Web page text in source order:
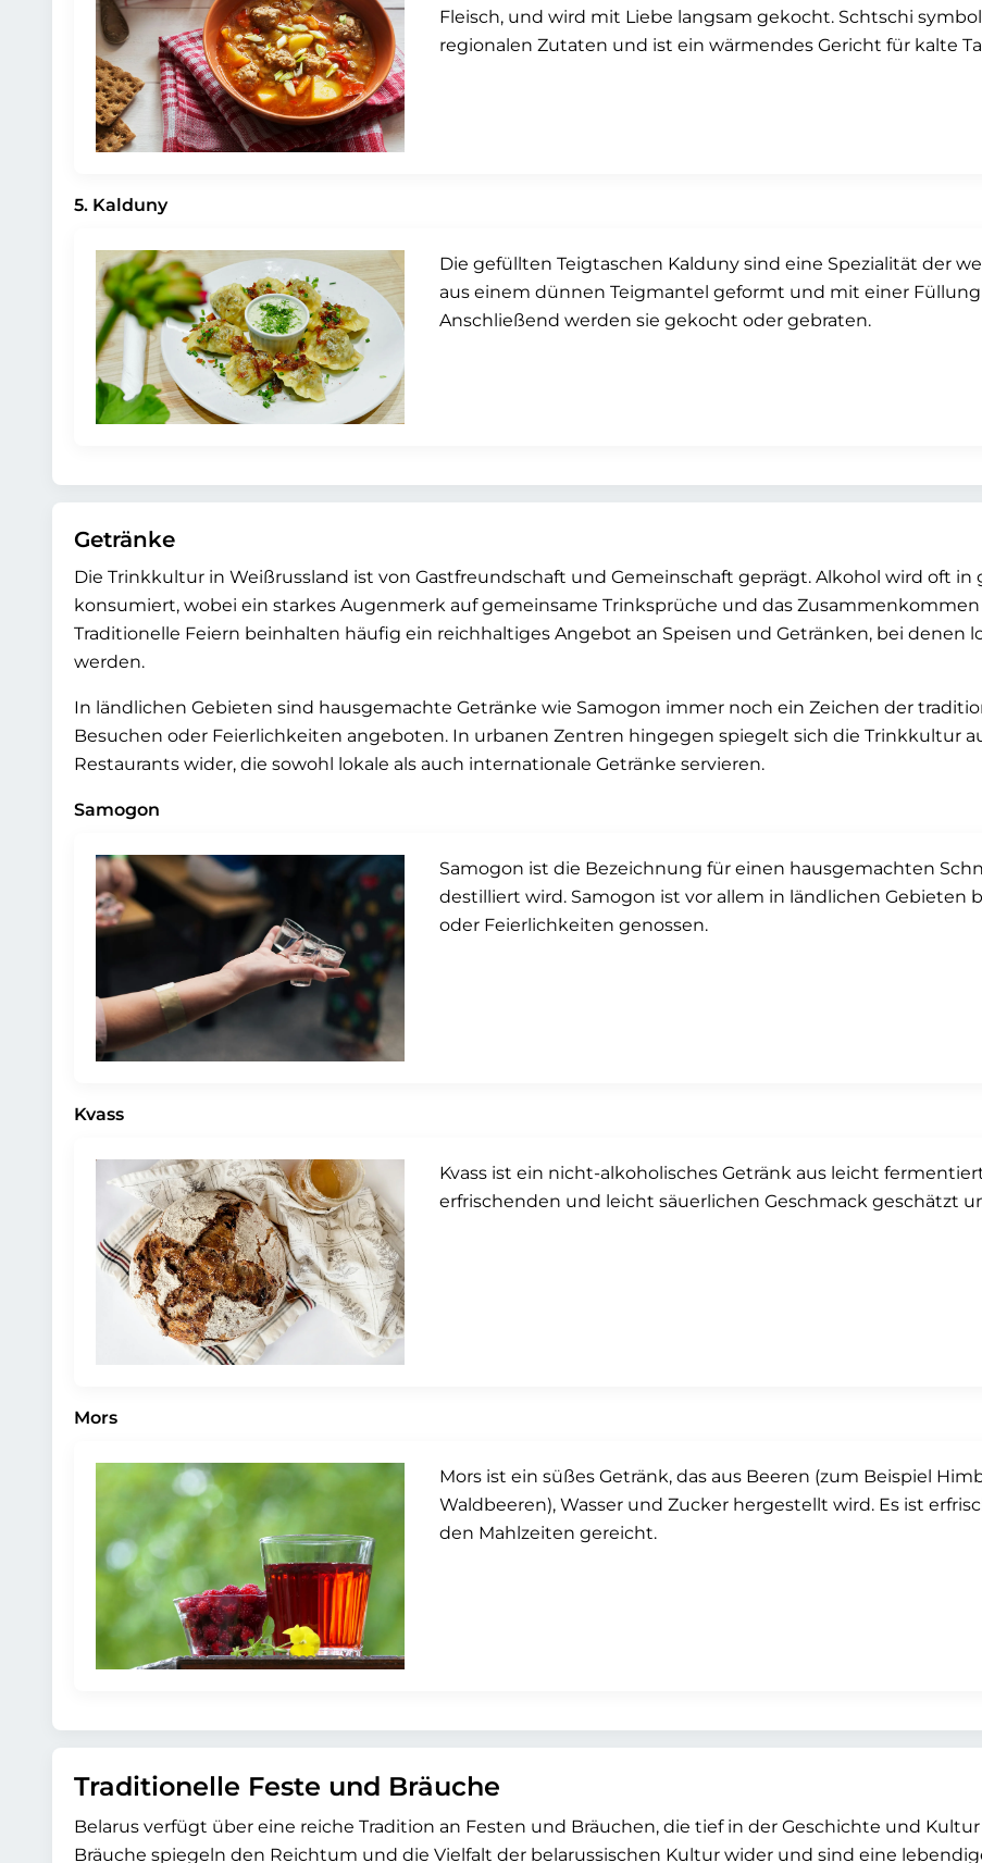
Fleisch, und wird mit Liebe langsam gekocht. Schtschi
regionalen Zutaten und ist ein wärmendes Gericht für kalte
5. Kalduny
Die gefüllten Teigtaschen Kalduny sind eine Spezialität der
aus einem dünnen Teigmantel geformt und mit einer Füllung
Anschließend werden sie gekocht oder gebraten.
Getränke
Die Trinkkultur in Weißrussland ist von Gastfreundschaft und Gemeinschaft geprägt. Alkohol wird oft
konsumiert, wobei ein starkes Augenmerk auf gemeinsame Trinksprüche und das
Traditionelle Feiern beinhalten häufig ein reichhaltiges Angebot an Speisen und Getränken, bei denen
werden.
In ländlichen Gebieten sind hausgemachte Getränke wie Samogon immer noch ein Zeichen der
Besuchen oder Feierlichkeiten angeboten. In urbanen Zentren hingegen spiegelt sich die Trinkkultur
Restaurants wider, die sowohl lokale als auch internationale Getränke servieren.
Samogon
Samogon ist die Bezeichnung für einen hausgemachten
destilliert wird. Samogon ist vor allem in ländlichen Gebieten
oder Feierlichkeiten genossen.
Kvass
Kvass ist ein nicht-alkoholisches Getränk aus leicht
erfrischenden und leicht säuerlichen Geschmack geschätzt
Mors
Mors ist ein süßes Getränk, das aus Beeren (zum Beispiel
Waldbeeren), Wasser und Zucker hergestellt wird. Es ist
den Mahlzeiten gereicht.
Traditionelle Feste und Bräuche
Belarus verfügt über eine reiche Tradition an Festen und Bräuchen, die tief in der Geschichte und
Bräuche spiegeln den Reichtum und die Vielfalt der belarussischen Kultur wider und sind eine